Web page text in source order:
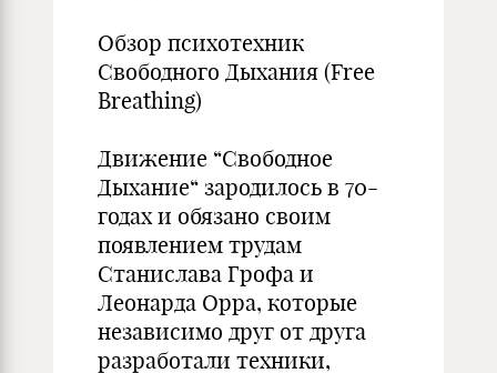
Обзор психотехник
Свободного Дыхания (Free
Breathing)
Движение “Свободное
Дыхание“ зародилось в 70-
годах и обязано своим
появлением трудам
Станислава Грофа и
Леонарда Орра, которые
независимо друг от друга
разработали техники,